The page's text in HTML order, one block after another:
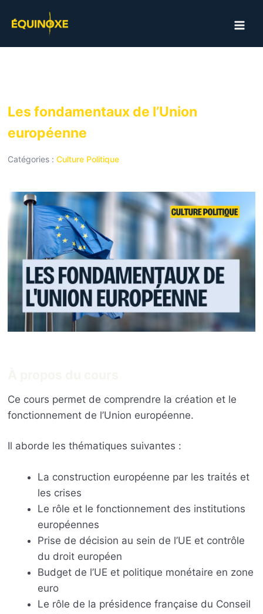
Les fondamentaux de l’Union
européenne
Catégories : Culture Politique
Ce cours permet de comprendre la création et le
fonctionnement de l’Union européenne.
Il aborde les thématiques suivantes :
La construction européenne par les traités et
les crises
Le rôle et le fonctionnement des institutions
européennes
Prise de décision au sein de l’UE et contrôle
du droit européen
Budget de l’UE et politique monétaire en zone
euro
Le rôle de la présidence française du Conseil